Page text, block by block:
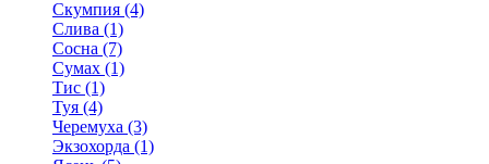
Скумпия (4)
Слива (1)
Сосна (7)
Сумах (1)
Тис (1)
Туя (4)
Черемуха (3)
Экзохорда (1)